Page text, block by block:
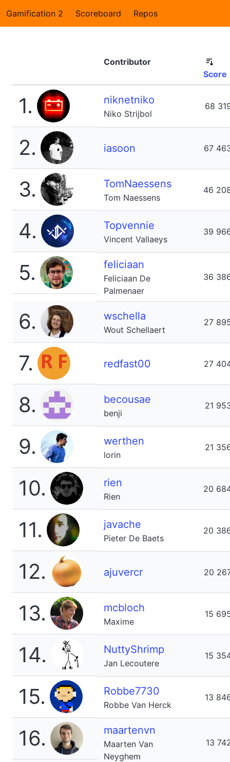
Gamification 2 Scoreboard Repos
Contributor
Score
1. niknetniko
Niko Strijbol
68
2. iasoon 67
3. TomNaessens
Tom Naessens
46
4. Topvennie
Vincent Vallaeys
39
5. feliciaan
Feliciaan De
Palmenaer
36
6. wschella
Wout Schellaert
27
7. redfast00 27
8. becousae
benji
21
9. werthen
lorin
21
10. rien
Rien
20
11. javache
Pieter De Baets
20
12. ajuvercr 20
13. mcbloch
Maxime
15
14. NuttyShrimp
Jan Lecoutere
15
15. Robbe7730
Robbe Van Herck
13
16. maartenvn
Maarten Van
Neyghem
13